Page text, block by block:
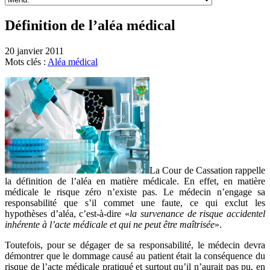
Définition de l’aléa médical
20 janvier 2011
Mots clés : Aléa médical
La Cour de Cassation rappelle
la définition de l’aléa en matière médicale. En effet, en matière
médicale le risque zéro n’existe pas. Le médecin n’engage sa
responsabilité que s’il commet une faute, ce qui exclut les
hypothèses d’aléa, c’est-à-dire «la survenance de risque accidentel
inhérente à l’acte médicale et qui ne peut être maîtrisée».
Toutefois, pour se dégager de sa responsabilité, le médecin devra
démontrer que le dommage causé au patient était la conséquence du
risque de l’acte médicale pratiqué et surtout qu’il n’aurait pas pu, en